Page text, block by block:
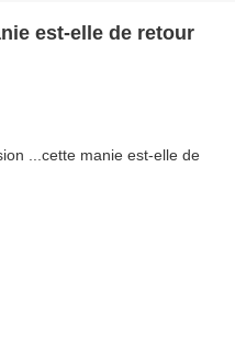
est-elle de retour